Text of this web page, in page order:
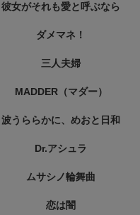
彼女がそれも愛と呼ぶなら
ダメマネ！
三人夫婦
MADDER（マダー）
波うららかに、めおと日和
Dr.アシュラ
ムサシノ輪舞曲
恋は闇